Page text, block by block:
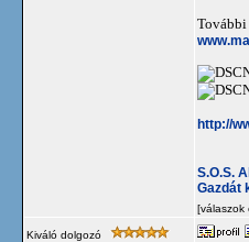
http://
S.O.S.
Gazdát
[válaszok
Kiváló dolgozó